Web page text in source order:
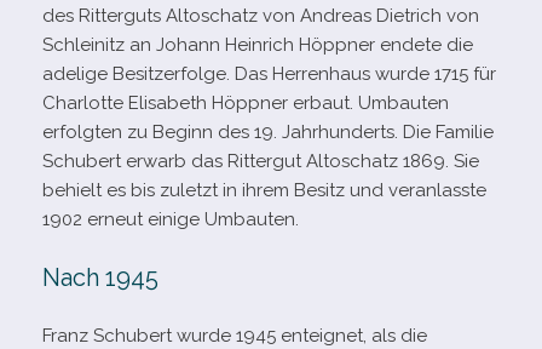
des Ritterguts Altoschatz von Andreas Dietrich von
Schleinitz an Johann Heinrich Höppner endete die
ade­lige Besitzerfolge. Das Herrenhaus wurde 1715 für
Charlotte Elisabeth Höppner erbaut. Umbauten
erfolg­ten zu Beginn des 19. Jahrhunderts. Die Familie
Schubert erwarb das Rittergut Altoschatz 1869. Sie
behielt es bis zuletzt in ihrem Besitz und ver­an­lasste
1902 erneut einige Umbauten.
Nach 1945
Franz Schubert wurde 1945 ent­eig­net, als die